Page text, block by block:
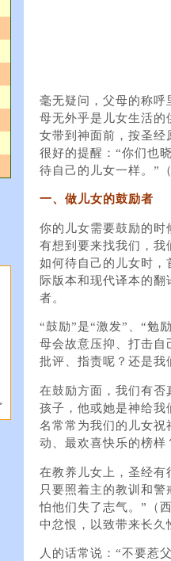
毫无疑问，父母的称呼
母无外乎是儿女生活的
女带到神面前，按圣经
很好的提醒：“你们也
待自己的儿女一样。”
一、做儿女的鼓励者
你的儿女需要鼓励的时
有想到要来找我们，我
如何待自己的儿女时，
际版本和现代译本的
者。
“鼓励”是“激发”、“勉
母会故意压抑、打击自
批评、指责呢？还是我
在鼓励方面，我们有否
孩子，他或她是神给我
名常常为我们的儿女祝
动、最欢喜快乐的榜样
在教养儿女上，圣经有
只要照着主的教训和
怕他们失了志气。”（
中忿恨，以致带来长久
人的话常说：“不要惹